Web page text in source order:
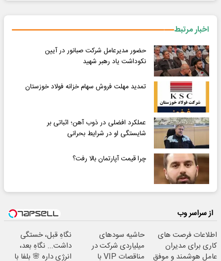
اخبار مرتبط
حضور مدیرعامل شرکت صبانور در آیین
نکوداشت یاد رهبر شهید
تمدید مهلت فروش سهام خزانه فولاد خوزستان
عملکرد افضلی در ذوب آهن؛ اثباتی بر
شایستگی او در شرایط بحرانی
چرا قیمت آپارتمان بالا رفت؟
از سراسر وب
اطلاعات فرصت های
کاری برای مدیران
عامل هوشمند و موفق
حاشیه سودهای
میلیاردی شرکت در
مناقصات VIP با
نگاهِ قبل، خستگی
داشت... نگاهِ بعد،
انرژی داره 🌸 بلفا با